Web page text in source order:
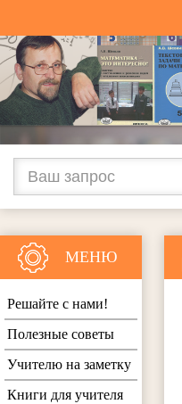
МЕНЮ
Решайте с нами!
Полезные советы
Учителю на заметку
Книги для учителя